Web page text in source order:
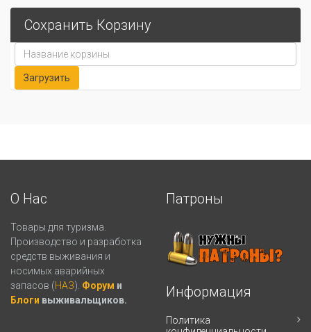
Сохранить Корзину
О Нас
Товары для туризма.
Производство и разработка
средств выживания и
носимых аварийных
запасов (НАЗ). Форум и
Блоги выживальщиков.
Патроны
Информация
Политика